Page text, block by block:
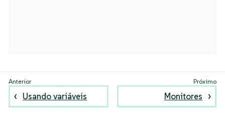
Usando variáveis Monitores